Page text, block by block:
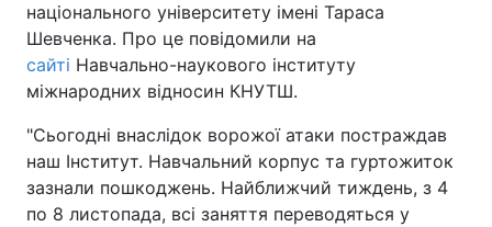
національного університету імені Тараса
Шевченка. Про це повідомили на
сайті Навчально-наукового інституту
міжнародних відносин КНУТШ.
"Сьогодні внаслідок ворожої атаки постраждав
наш Інститут. Навчальний корпус та гуртожиток
зазнали пошкоджень. Найближчий тиждень, з 4
по 8 листопада, всі заняття переводяться у